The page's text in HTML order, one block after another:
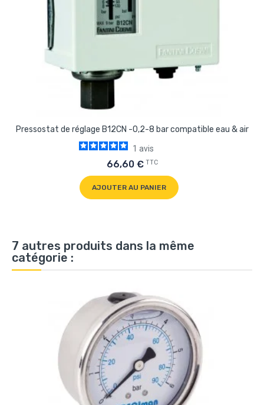
Pressostat de réglage B12CN -0,2-8 bar compatible eau & air
1 avis
66,60 € TTC
AJOUTER AU PANIER
7 autres produits dans la même
catégorie :